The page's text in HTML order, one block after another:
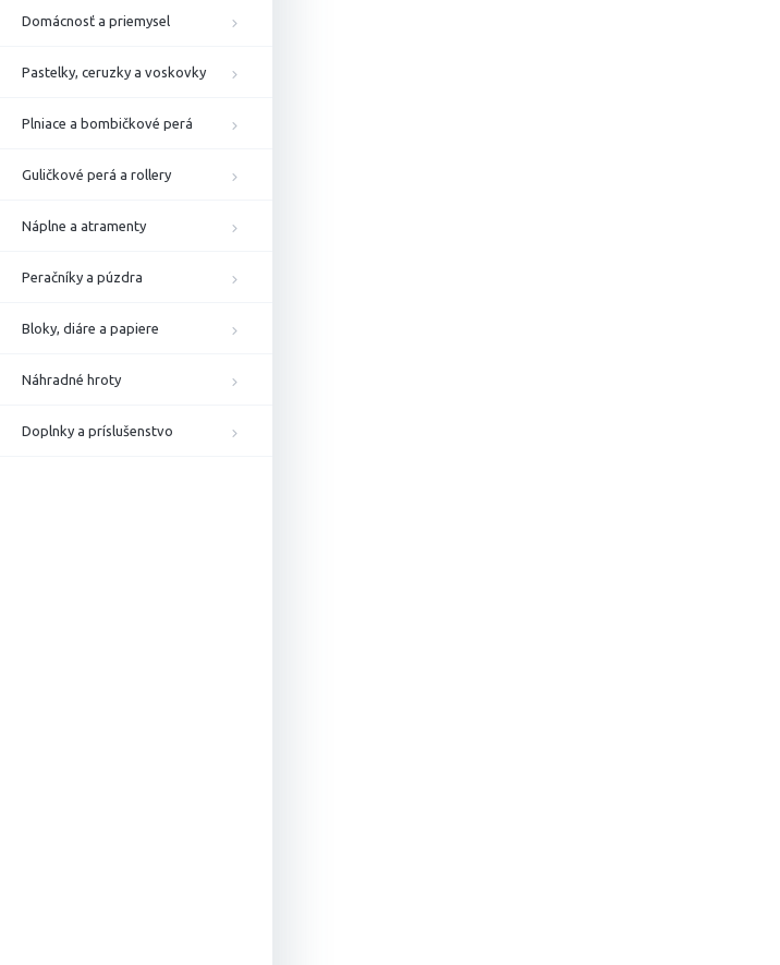
Domácnosť a priemysel
Pastelky, ceruzky a voskovky
Plniace a bombičkové perá
Guličkové perá a rollery
Náplne a atramenty
Peračníky a púzdra
Bloky, diáre a papiere
Náhradné hroty
Doplnky a príslušenstvo